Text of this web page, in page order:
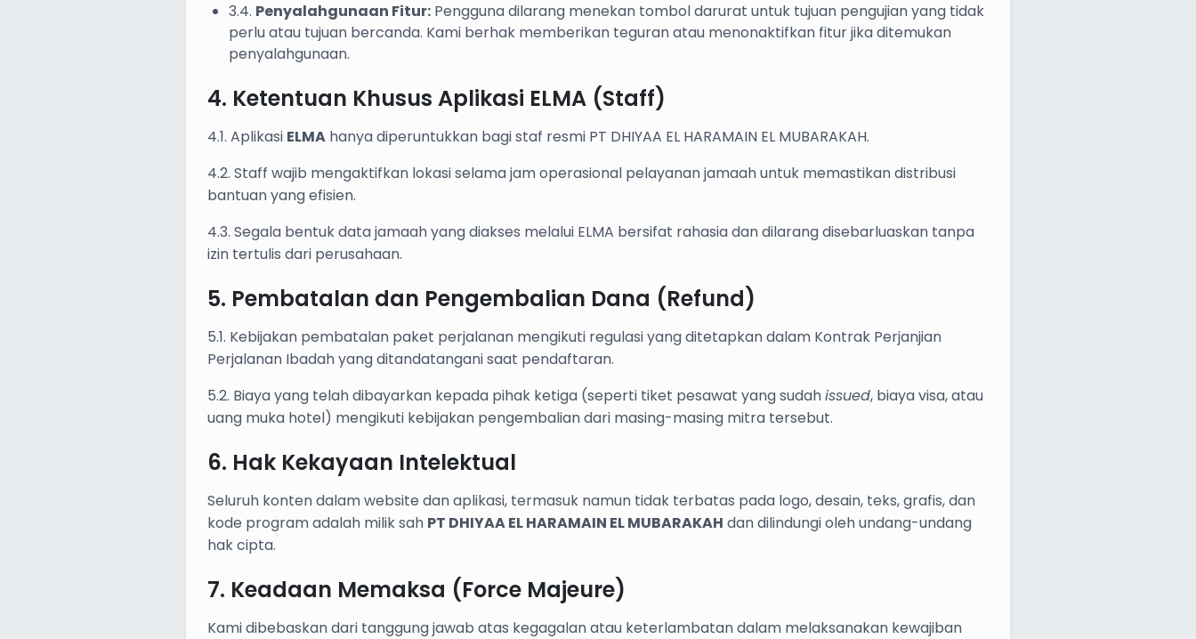
3.4. Penyalahgunaan Fitur: Pengguna dilarang menekan tombol darurat untuk tujuan pengujian yang tidak
perlu atau tujuan bercanda. Kami berhak memberikan teguran atau menonaktifkan fitur jika ditemukan
penyalahgunaan.
4. Ketentuan Khusus Aplikasi ELMA (Staff)
4.1. Aplikasi ELMA hanya diperuntukkan bagi staf resmi PT DHIYAA EL HARAMAIN EL MUBARAKAH.
4.2. Staff wajib mengaktifkan lokasi selama jam operasional pelayanan jamaah untuk memastikan distribusi
bantuan yang efisien.
4.3. Segala bentuk data jamaah yang diakses melalui ELMA bersifat rahasia dan dilarang disebarluaskan tanpa
izin tertulis dari perusahaan.
5. Pembatalan dan Pengembalian Dana (Refund)
5.1. Kebijakan pembatalan paket perjalanan mengikuti regulasi yang ditetapkan dalam Kontrak Perjanjian
Perjalanan Ibadah yang ditandatangani saat pendaftaran.
5.2. Biaya yang telah dibayarkan kepada pihak ketiga (seperti tiket pesawat yang sudahissued, biaya visa, atau
uang muka hotel) mengikuti kebijakan pengembalian dari masing-masing mitra tersebut.
6. Hak Kekayaan Intelektual
Seluruh konten dalam website dan aplikasi, termasuk namun tidak terbatas pada logo, desain, teks, grafis, dan
kode program adalah milik sah PT DHIYAA EL HARAMAIN EL MUBARAKAH dan dilindungi oleh undang-undang
hak cipta.
7. Keadaan Memaksa (Force Majeure)
Kami dibebaskan dari tanggung jawab atas kegagalan atau keterlambatan dalam melaksanakan kewajiban